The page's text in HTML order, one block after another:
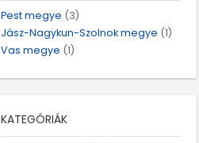
Pest megye (3)
Jász-Nagykun-Szolnok megye (1)
Vas megye (1)
KATEGÓRIÁK